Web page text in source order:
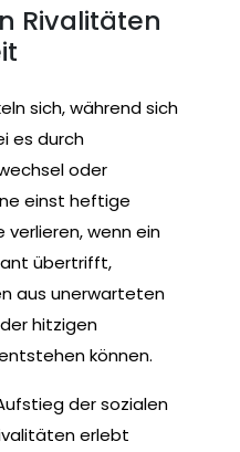
Rivalitäten
sich, während sich
es durch
oder
einst heftige
verlieren, wenn ein
übertrifft,
aus unerwarteten
hitzigen
können.
der sozialen
erlebt